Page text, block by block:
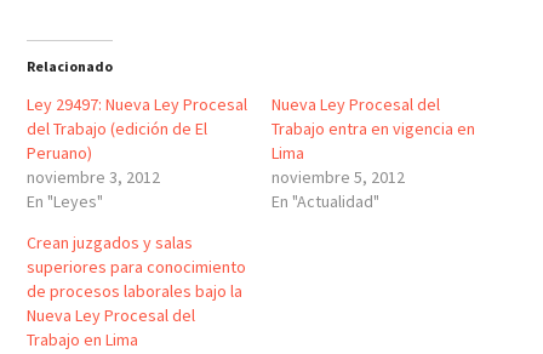
Relacionado
Ley 29497: Nueva Ley Procesal
del Trabajo (edición de El
Peruano)
noviembre 3, 2012
En "Leyes"
Nueva Ley Procesal del
Trabajo entra en vigencia en
Lima
noviembre 5, 2012
En "Actualidad"
Crean juzgados y salas
superiores para conocimiento
de procesos laborales bajo la
Nueva Ley Procesal del
Trabajo en Lima